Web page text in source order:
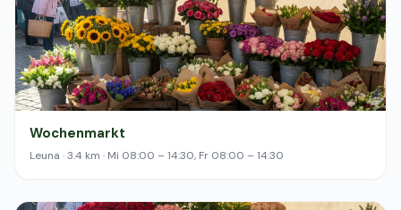
Wochenmarkt
Leuna · 3.4 km · Mi 08:00 – 14:30, Fr 08:00 – 14:30